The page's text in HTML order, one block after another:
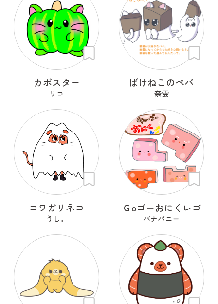
カボスター
リコ
ばけねこのペパ
奈雲
コワガリネコ
うし。
Ｇoゴーおにくレゴ
バナバニー